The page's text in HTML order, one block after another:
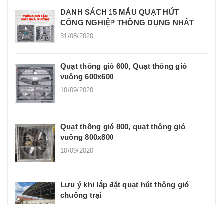
DANH SÁCH 15 MẪU QUẠT HÚT
CÔNG NGHIỆP THÔNG DỤNG NHẤT
31/08/2020
Quạt thông gió 600, Quạt thông gió
vuông 600x600
10/09/2020
Quạt thông gió 800, quạt thông gió
vuông 800x800
10/09/2020
Lưu ý khi lắp đặt quạt hút thông gió
chuồng trại